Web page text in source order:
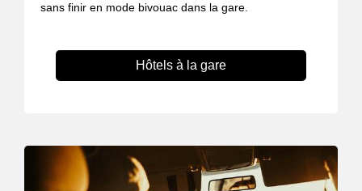
sans finir en mode bivouac dans la gare.
Hôtels à la gare